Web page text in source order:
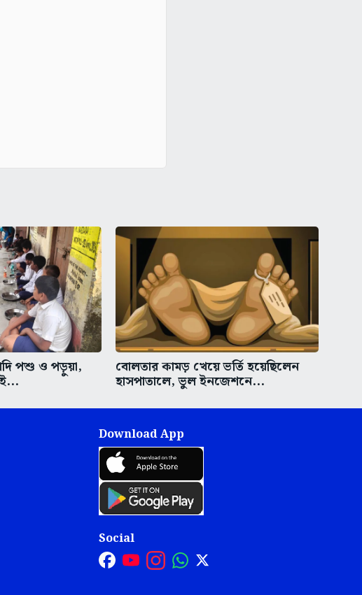
পশু ও পড়ুয়া, বোলতার কামড় খেয়ে ভর্তি হয়েছিলেন
হাসপাতালে, ভুল ইনজেশনে...
Download App
Social